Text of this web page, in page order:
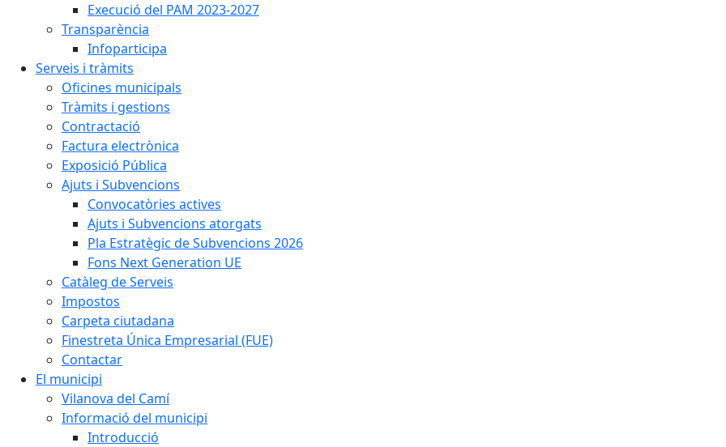
Execució del PAM 2023-2027
Transparència
Infoparticipa
Serveis i tràmits
Oficines municipals
Tràmits i gestions
Contractació
Factura electrònica
Exposició Pública
Ajuts i Subvencions
Convocatòries actives
Ajuts i Subvencions atorgats
Pla Estratègic de Subvencions 2026
Fons Next Generation UE
Catàleg de Serveis
Impostos
Carpeta ciutadana
Finestreta Única Empresarial (FUE)
Contactar
El municipi
Vilanova del Camí
Informació del municipi
Introducció